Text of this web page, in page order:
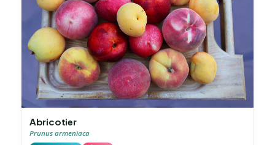
Abricotier
Prunus armeniaca